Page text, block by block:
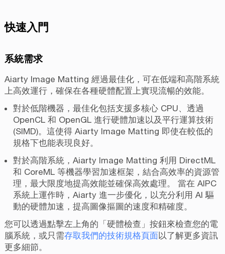
快速入門
系統需求
Aiarty Image Matting 經過最佳化，可在低端和高階系統
上高效運行，確保在各種硬體配置上實現流暢的效能。
對於低階機器，最佳化包括支援多核心 CPU、透過
OpenCL 和 OpenGL 進行硬體加速以及平行運算技術
(SIMD)。這使得 Aiarty Image Matting 即使在較低的
規格下也能表現良好。
對於高階系統，Aiarty Image Matting 利用 DirectML
和 CoreML 等機器學習加速框架，結合高效率的資源管
理，最大限度地提高效能並確保高效處理。 當在 AIPC
系統上運作時，Aiarty 進一步優化，以充分利用 AI 驅
動的硬體加速，提高圖像摳圖的速度和精確度。
您可以透過點擊左上角的「硬體檢查」按鈕來檢查您的電
腦系統，或只需存取我們的技術規格頁面以了解更多資訊
更多細節。